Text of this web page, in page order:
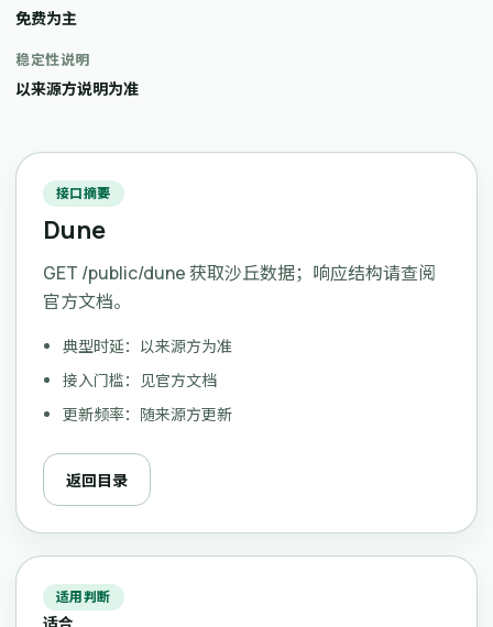
免费为主
稳定性说明
以来源方说明为准
接口摘要
Dune
GET /public/dune 获取沙丘数据；响应结构请查阅
官方文档。
典型时延：以来源方为准
接入门槛：见官方文档
更新频率：随来源方更新
返回目录
适用判断